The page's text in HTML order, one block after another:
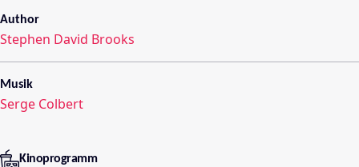
Author
Stephen David Brooks
Musik
Serge Colbert
Kinoprogramm